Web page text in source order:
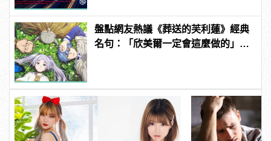
盤點網友熱議《葬送的芙利蓮》經典
名句：「欣美爾一定會這麼做的」超